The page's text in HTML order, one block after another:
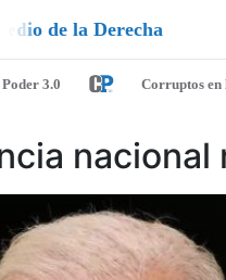
le a qu ien le duel a
3.0 Corruptos
nacional